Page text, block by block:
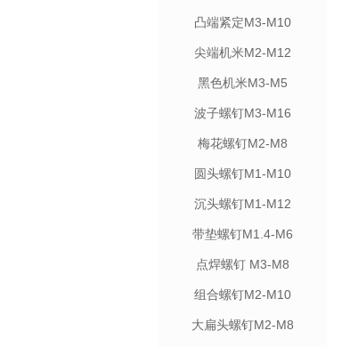
凸端紧定M3-M10
尖端机米M2-M12
黑色机米M3-M5
波子螺钉M3-M16
梅花螺钉M2-M8
圆头螺钉M1-M10
沉头螺钉M1-M12
带垫螺钉M1.4-M6
点焊螺钉 M3-M8
组合螺钉M2-M10
大扁头螺钉M2-M8